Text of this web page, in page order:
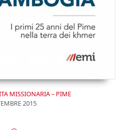
MISSIONARIA – PIME
2015